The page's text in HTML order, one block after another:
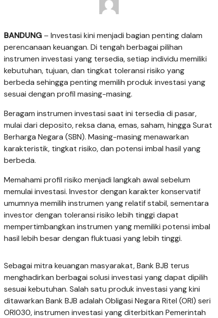
BANDUNG – Investasi kini menjadi bagian penting dalam
perencanaan keuangan. Di tengah berbagai pilihan
instrumen investasi yang tersedia, setiap individu memiliki
kebutuhan, tujuan, dan tingkat toleransi risiko yang
berbeda sehingga penting memilih produk investasi yang
sesuai dengan profil masing-masing.
Beragam instrumen investasi saat ini tersedia di pasar,
mulai dari deposito, reksa dana, emas, saham, hingga Surat
Berharga Negara (SBN). Masing-masing menawarkan
karakteristik, tingkat risiko, dan potensi imbal hasil yang
berbeda.
Memahami profil risiko menjadi langkah awal sebelum
memulai investasi. Investor dengan karakter konservatif
umumnya memilih instrumen yang relatif stabil, sementara
investor dengan toleransi risiko lebih tinggi dapat
mempertimbangkan instrumen yang memiliki potensi imbal
hasil lebih besar dengan fluktuasi yang lebih tinggi.
Sebagai mitra keuangan masyarakat, Bank BJB terus
menghadirkan berbagai solusi investasi yang dapat dipilih
sesuai kebutuhan. Salah satu produk investasi yang kini
ditawarkan Bank BJB adalah Obligasi Negara Ritel (ORI) seri
ORI030, instrumen investasi yang diterbitkan Pemerintah